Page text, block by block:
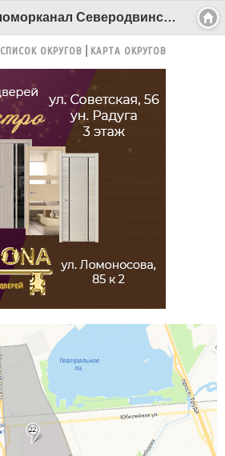
округ 22 - Беломорканал Северодвинск tv29.ru
СПИСОК ОКРУГОВ КАРТА ОКРУГОВ